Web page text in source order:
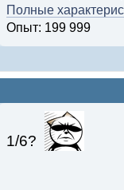
Полные
Опыт: 199 999
1/6?